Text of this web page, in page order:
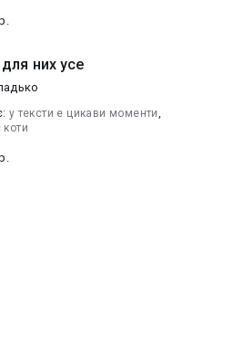
них усе
у тексти е цикави моменти,
коти